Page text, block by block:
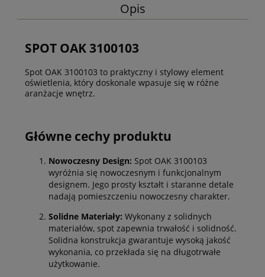
Opis
SPOT OAK 3100103
Spot OAK 3100103 to praktyczny i stylowy element
oświetlenia, który doskonale wpasuje się w różne
aranżacje wnętrz.
Główne cechy produktu
Nowoczesny Design: Spot OAK 3100103
wyróżnia się nowoczesnym i funkcjonalnym
designem. Jego prosty kształt i staranne detale
nadają pomieszczeniu nowoczesny charakter.
Solidne Materiały: Wykonany z solidnych
materiałów, spot zapewnia trwałość i solidność.
Solidna konstrukcja gwarantuje wysoką jakość
wykonania, co przekłada się na długotrwałe
użytkowanie.